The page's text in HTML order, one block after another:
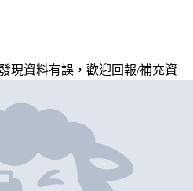
現資料有誤，歡迎回報/補充資